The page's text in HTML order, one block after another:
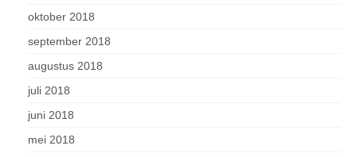
oktober 2018
september 2018
augustus 2018
juli 2018
juni 2018
mei 2018